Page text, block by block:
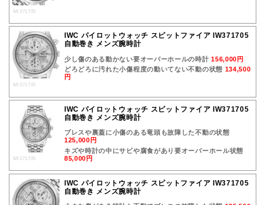
IW371705
IW371705
IWC パイロットウォッチ スピットファイア IW371705
自動巻き メンズ腕時計
少し傷のある動かない要オーバーホールの時計156,000円
どろどろに汚れた小傷程度の動いてない不動の状態 134,500
円
IW371705
IWC パイロットウォッチ スピットファイア IW371705
自動巻き メンズ腕時計
ブレスや裏蓋に小傷のある竜頭も故障した不動の状態
125,000円
キズや時計の中にサビや腐食があり要オーバーホール状態
85,000円
IWC パイロットウォッチ スピットファイア IW371705
自動巻き メンズ腕時計